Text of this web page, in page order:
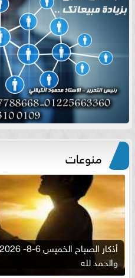
منوعات
والحمد لله